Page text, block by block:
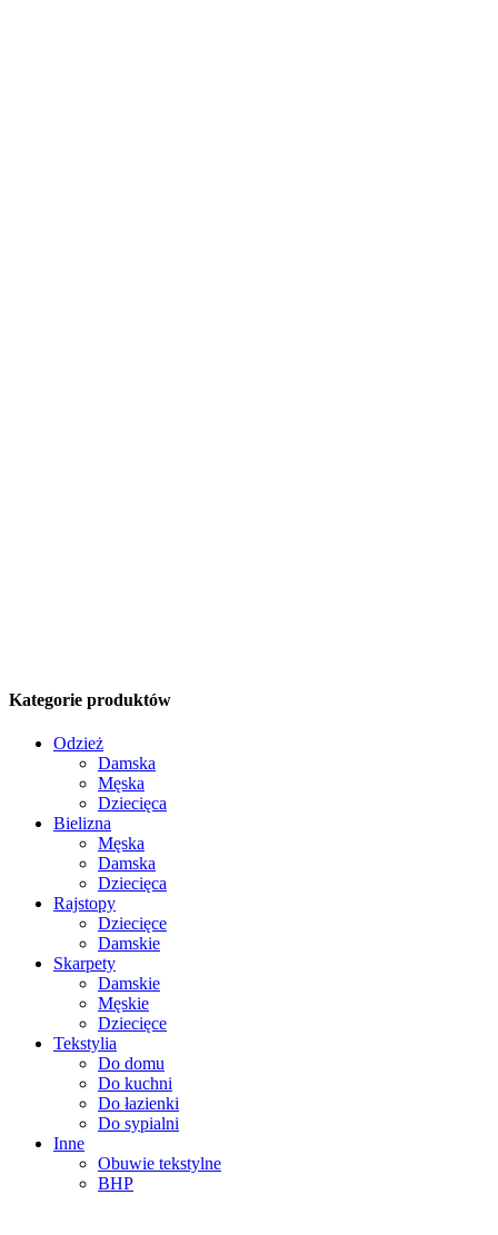
Kategorie produktów
Odzież
Damska
Męska
Dziecięca
Bielizna
Męska
Damska
Dziecięca
Rajstopy
Dziecięce
Damskie
Skarpety
Damskie
Męskie
Dziecięce
Tekstylia
Do domu
Do kuchni
Do łazienki
Do sypialni
Inne
Obuwie tekstylne
BHP